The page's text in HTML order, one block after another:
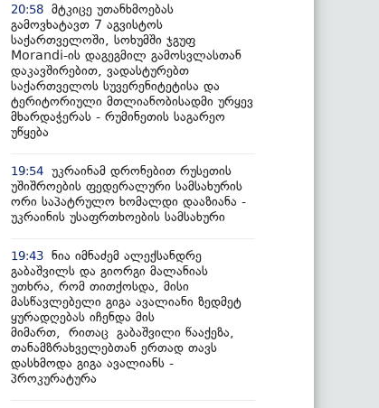
20:58 მტკიცე უთანხმოებას
გამოვხატავთ 7 აგვისტოს
საქართველოში, სოხუმში ჯგუფ
Morandi-ის დაგეგმილ გამოსვლასთან
დაკავშირებით, ვადასტურებთ
საქართველოს სუვერენიტეტისა და
ტერიტორიული მთლიანობისადმი ურყევ
მხარდაჭერას - რუმინეთის საგარეო
უწყება
19:54 უკრაინამ დრონებით რუსეთის
უშიშროების ფედერალური სამსახურის
ორი საპატრულო ხომალდი დააზიანა -
უკრაინის უსაფრთხოების სამსახური
19:43 ნია იმნაძემ ალექსანდრე
გაბაშვილს და გიორგი მალანიას
უთხრა, რომ თითქოსდა, მისი
მასწავლებელი გიგა ავალიანი ზედმეტ
ყურადღებას იჩენდა მის
მიმართ, რითაც გაბაშვილი წააქეზა,
თანამზრახველებთან ერთად თავს
დასხმოდა გიგა ავალიანს -
პროკურატურა